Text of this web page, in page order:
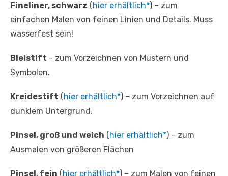
Fineliner, schwarz ( hier erhältlich*) – zum
einfachen Malen von feinen Linien und Details. Muss
wasserfest sein!
Bleistift – zum Vorzeichnen von Mustern und
Symbolen.
Kreidestift ( hier erhältlich*) – zum Vorzeichnen auf
dunklem Untergrund.
Pinsel, groß und weich ( hier erhältlich*) – zum
Ausmalen von größeren Flächen
Pinsel, fein ( hier erhältlich*) – zum Malen von feinen